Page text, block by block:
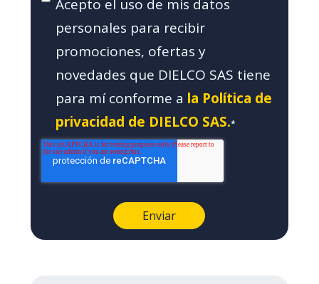
Acepto el uso de mis datos
personales para recibir
promociones, ofertas y
novedades que DIELCO SAS tiene
para mí conforme a la Política de
privacidad de DIELCO SAS.*